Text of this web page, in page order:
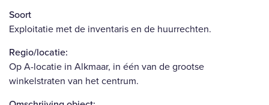
Soort
Exploitatie met de inventaris en de huurrechten.
Regio/locatie:
Op A-locatie in Alkmaar, in één van de grootse
winkelstraten van het centrum.